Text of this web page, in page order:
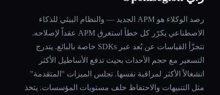
رصد الوكلاء هو APM الجديد — والنظام البيئي للذكاء
الاصطناعي يكرّر كل خطأ استغرق APM عقداً لإصلاحه.
تتجزّأ القياسات عن بُعد عبر SDKs خاصة بالبائع. يتدرج
التسعير مع حجم الأحداث بحيث تدفع الأساطيل الأكثر
انشغالاً الأكثر لمراقبة نفسها. تجلس الميزات "المتقدمة"
مثل التنبيهات والاحتفاظ خلف مستويات المؤسسات. يتخذ